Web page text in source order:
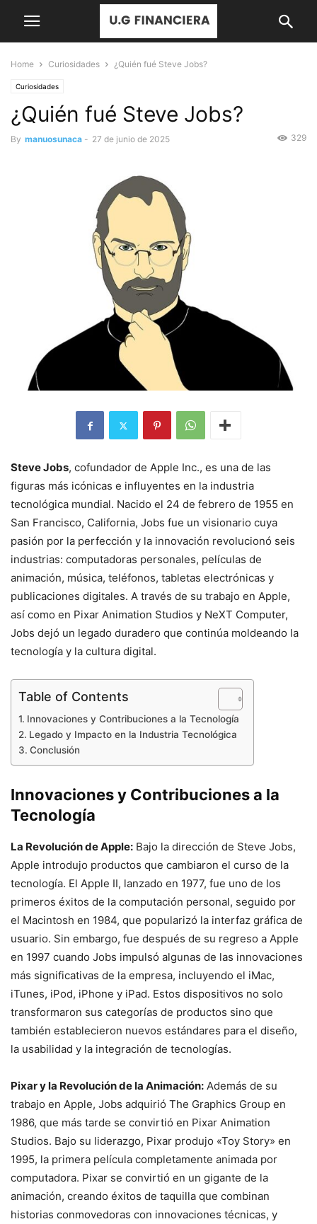
Home Curiosidades ¿Quién fué Steve Jobs?
Curiosidades
¿Quién fué Steve Jobs?
By manuosunaca - 27 de junio de 2025 329
Steve Jobs, cofundador de Apple Inc., es una de las
figuras más icónicas e influyentes en la industria
tecnológica mundial. Nacido el 24 de febrero de 1955 en
San Francisco, California, Jobs fue un visionario cuya
pasión por la perfección y la innovación revolucionó seis
industrias: computadoras personales, películas de
animación, música, teléfonos, tabletas electrónicas y
publicaciones digitales. A través de su trabajo en Apple,
así como en Pixar Animation Studios y NeXT Computer,
Jobs dejó un legado duradero que continúa moldeando la
tecnología y la cultura digital.
Table of Contents
Innovaciones y Contribuciones a la Tecnología
Legado y Impacto en la Industria Tecnológica
Conclusión
Innovaciones y Contribuciones a la
Tecnología
La Revolución de Apple: Bajo la dirección de Steve Jobs,
Apple introdujo productos que cambiaron el curso de la
tecnología. El Apple II, lanzado en 1977, fue uno de los
primeros éxitos de la computación personal, seguido por
el Macintosh en 1984, que popularizó la interfaz gráfica de
usuario. Sin embargo, fue después de su regreso a Apple
en 1997 cuando Jobs impulsó algunas de las innovaciones
más significativas de la empresa, incluyendo el iMac,
iTunes, iPod, iPhone y iPad. Estos dispositivos no solo
transformaron sus categorías de productos sino que
también establecieron nuevos estándares para el diseño,
la usabilidad y la integración de tecnologías.
Pixar y la Revolución de la Animación: Además de su
trabajo en Apple, Jobs adquirió The Graphics Group en
1986, que más tarde se convirtió en Pixar Animation
Studios. Bajo su liderazgo, Pixar produjo «Toy Story» en
1995, la primera película completamente animada por
computadora. Pixar se convirtió en un gigante de la
animación, creando éxitos de taquilla que combinan
historias conmovedoras con innovaciones técnicas, y